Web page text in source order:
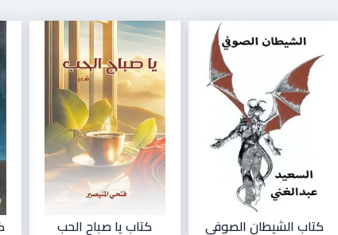
كتاب الشيطان الصوفي كتاب يا صباح الحب